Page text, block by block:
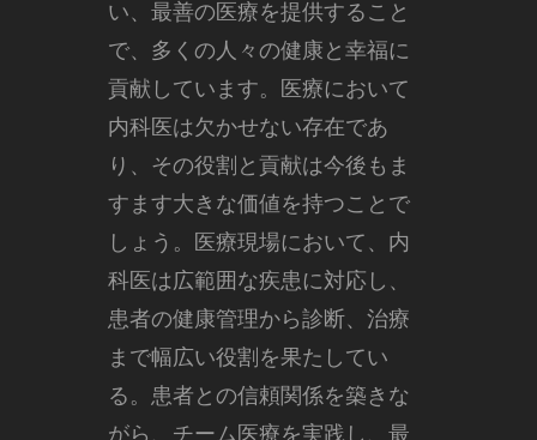
い、最善の医療を提供すること
で、多くの人々の健康と幸福に
貢献しています。医療において
内科医は欠かせない存在であ
り、その役割と貢献は今後もま
すます大きな価値を持つことで
しょう。医療現場において、内
科医は広範囲な疾患に対応し、
患者の健康管理から診断、治療
まで幅広い役割を果たしてい
る。患者との信頼関係を築きな
がら、チーム医療を実践し、最